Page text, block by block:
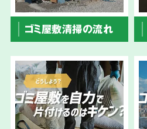
ゴミ屋敷清掃の流れ